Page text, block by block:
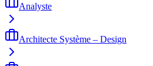
Analyste
Architecte Système – Design